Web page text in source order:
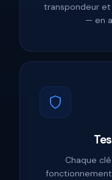
transpondeur
— en
Chaque